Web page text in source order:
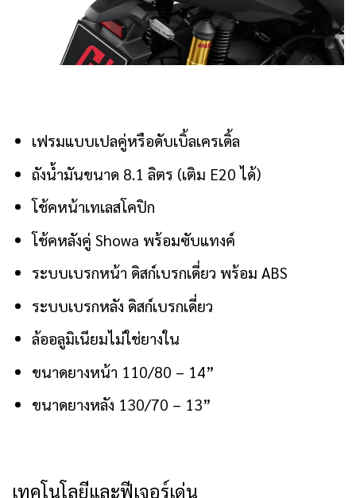
เฟรมแบบเปลคู่หรือดับเบิ้ลเครเดิ้ล
ถังน้ำมันขนาด 8.1 ลิตร (เติม E20 ได้)
โช้คหน้าเทเลสโคปิก
โช้คหลังคู่ Showa พร้อมซับแทงค์
ระบบเบรกหน้า ดิสก์เบรกเดี่ยว พร้อม ABS
ระบบเบรกหลัง ดิสก์เบรกเดี่ยว
ล้ออลูมิเนียมไม่ใช่ยางใน
ขนาดยางหน้า 110/80 – 14”
ขนาดยางหลัง 130/70 – 13”
เทคโนโลยีและฟีเจอร์เด่น